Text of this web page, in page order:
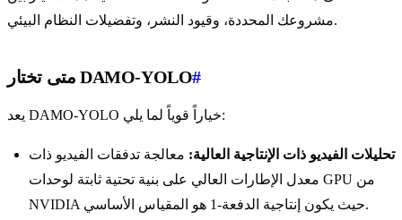
مشروعك المحددة، وقيود النشر، وتفضيلات النظام البيئي.
متى تختار DAMO-YOLO#
يعد DAMO-YOLO خياراً قوياً لما يلي:
تحليلات الفيديو ذات الإنتاجية العالية: معالجة تدفقات الفيديو ذات
معدل الإطارات العالي على بنية تحتية ثابتة لوحدات GPU من
NVIDIA حيث يكون إنتاجية الدفعة-1 هو المقياس الأساسي.